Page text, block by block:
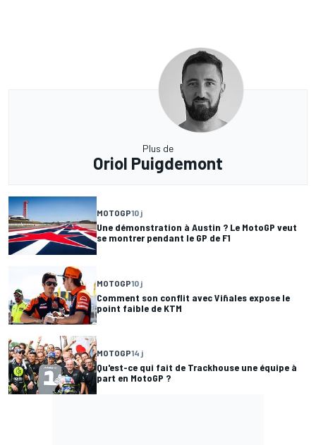
Plus de
Oriol Puigdemont
MOTOGP10 j
Une démonstration à Austin ? Le MotoGP veut
se montrer pendant le GP de F1
MOTOGP10 j
Comment son conflit avec Viñales expose le
point faible de KTM
MOTOGP14 j
Qu'est-ce qui fait de Trackhouse une équipe à
part en MotoGP ?